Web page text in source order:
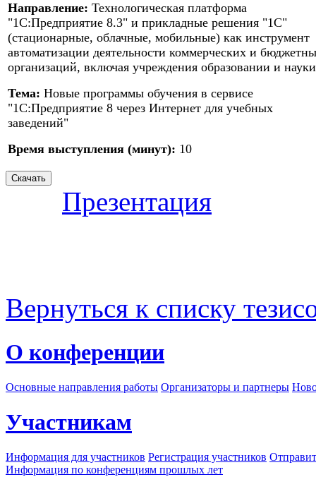
Направление: Технологическая платформа
"1С:Предприятие 8.3" и прикладные решения "1С"
(стационарные, облачные, мобильные) как инструмент
автоматизации деятельности коммерческих и
организаций, включая учреждения образовании и
Тема: Новые программы обучения в сервисе
"1С:Предприятие 8 через Интернет для учебных
заведений"
Время выступления (минут): 10
Презентация
Вернуться к списку
О конференции
Основные направления работы Организаторы и партнеры
Участникам
Информация для участников Регистрация участников
Информация по конференциям прошлых лет